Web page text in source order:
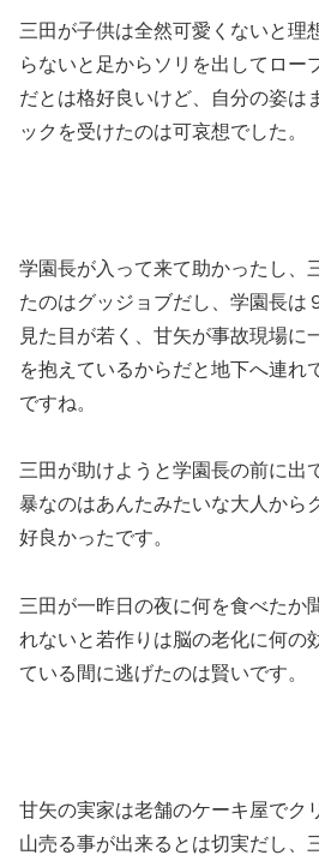
三田が子供は全然可愛くないと理
らないと足からソリを出してロー
だとは格好良いけど、自分の姿は
ックを受けたのは可哀想でした。
学園長が入って来て助かったし、
たのはグッジョブだし、学園長は
見た目が若く、甘矢が事故現場に
を抱えているからだと地下へ連れ
ですね。
三田が助けようと学園長の前に出
暴なのはあんたみたいな大人から
好良かったです。
三田が一昨日の夜に何を食べたか
れないと若作りは脳の老化に何の
ている間に逃げたのは賢いです。
甘矢の実家は老舗のケーキ屋でク
山売る事が出来るとは切実だし、